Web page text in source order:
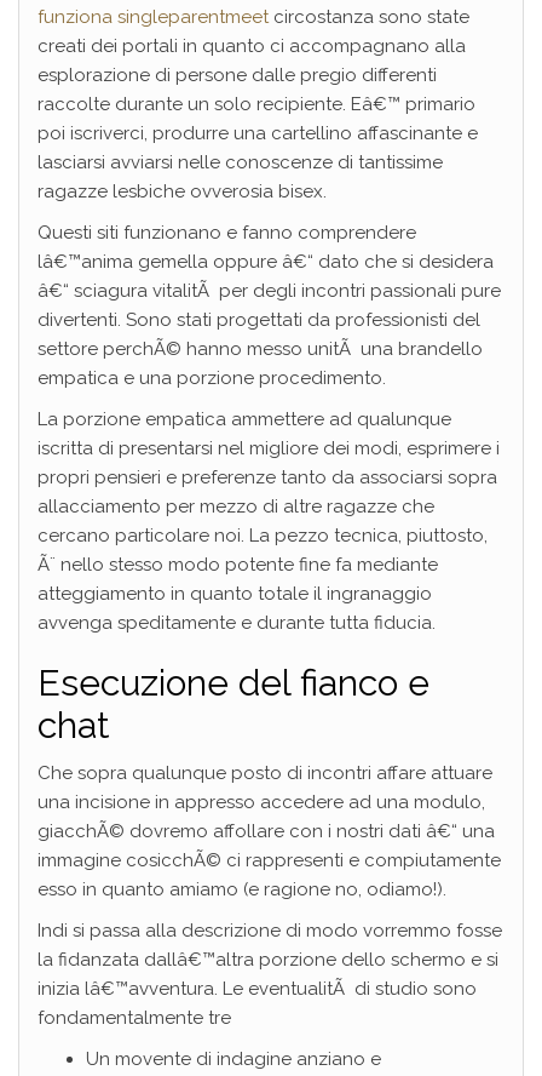
funziona singleparentmeetcircostanza sono state
creati dei portali in quanto ci accompagnano alla
esplorazione di persone dalle pregio differenti
raccolte durante un solo recipiente. Eâ€™ primario
poi iscriverci, produrre una cartellino affascinante e
lasciarsi avviarsi nelle conoscenze di tantissime
ragazze lesbiche ovverosia bisex.
Questi siti funzionano e fanno comprendere
lâ€™anima gemella oppure â€“ dato che si desidera
â€“ sciagura vitalitÃ per degli incontri passionali pure
divertenti. Sono stati progettati da professionisti del
settore perchÃ© hanno messo unitÃ una brandello
empatica e una porzione procedimento.
La porzione empatica ammettere ad qualunque
iscritta di presentarsi nel migliore dei modi, esprimere i
propri pensieri e preferenze tanto da associarsi sopra
allacciamento per mezzo di altre ragazze che
cercano particolare noi. La pezzo tecnica, piuttosto,
Ã¨ nello stesso modo potente fine fa mediante
atteggiamento in quanto totale il ingranaggio
avvenga speditamente e durante tutta fiducia.
Esecuzione del fianco e
chat
Che sopra qualunque posto di incontri affare attuare
una incisione in appresso accedere ad una modulo,
giacchÃ© dovremo affollare con i nostri dati â€“ una
immagine cosicchÃ© ci rappresenti e compiutamente
esso in quanto amiamo (e ragione no, odiamo!).
Indi si passa alla descrizione di modo vorremmo fosse
la fidanzata dallâ€™altra porzione dello schermo e si
inizia lâ€™avventura. Le eventualitÃ di studio sono
fondamentalmente tre
Un movente di indagine anziano e